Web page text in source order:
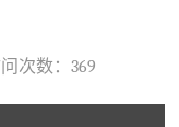
次数： 369